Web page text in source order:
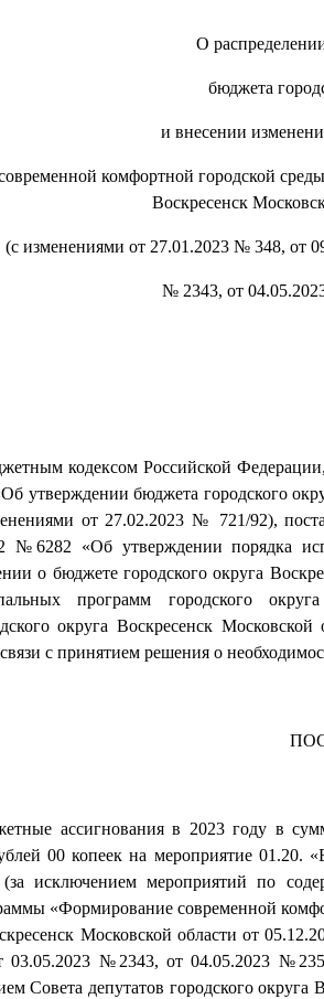
О
бюджета
и внесении
комфортной городской
Воскресенск
(с изменениями от 27.01.2023 № 348, от
№ 2343, от
кодексом Российской
утверждении бюджета городского
от 27.02.2023 № 721/92),
№6282 «Об утверждении порядка
о бюджете городского округа
программ городского
округа Воскресенск
с принятием решения о
ассигнования в 2023 году в
00 копеек на мероприятие 01.20.
исключением мероприятий по
«Формирование современной
Московской области от
№2343, от 04.05.2023
Совета депутатов городского